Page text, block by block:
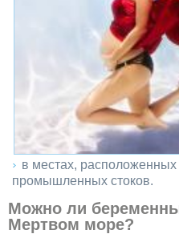
в местах, расположенных
промышленных стоков.
Можно ли
Мертвом море?